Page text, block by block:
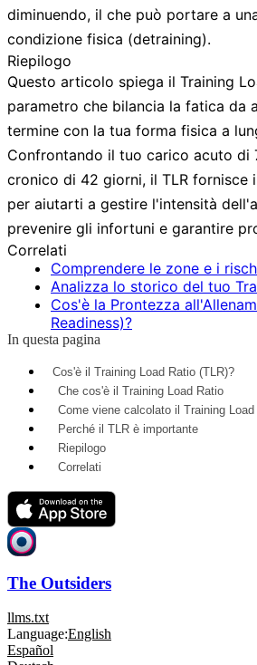
diminuendo, il che può portare a
condizione fisica (detraining).
Riepilogo
Questo articolo spiega il Training
parametro che bilancia la fatica da
termine con la tua forma fisica a
Confrontando il tuo carico acuto di
cronico di 42 giorni, il TLR fornisce
per aiutarti a gestire l'intensità
prevenire gli infortuni e garantire
Correlati
Comprendere le zone e i
Analizza lo storico del tuo
Cos'è la Prontezza
Readiness)?
In questa pagina
Cos'è il Training Load Ratio (TLR)?
Che cos'è il Training Load Ratio
Come viene calcolato il Training Load
Perché il TLR è importante
Riepilogo
Correlati
The Outsiders
llms.txt
Language:English
Español